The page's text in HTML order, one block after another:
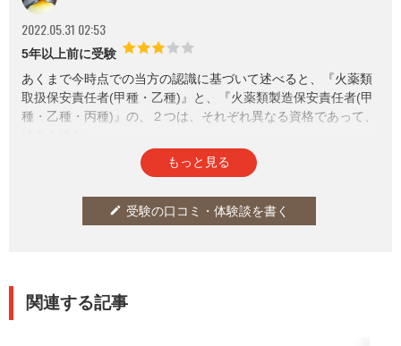
2022.05.31 02:53
5年以上前に受験
あくまで今時点での当方の認識に基づいて述べると、『火薬類
取扱保安責任者(甲種・乙種)』と、『火薬類製造保安責任者(甲
種・乙種・丙種)』の、２つは、それぞれ異なる資格であって、
のは、決して好ましくないと考えています。
もっと見る
edit 受験の口コミ・体験談を書く
関連する記事